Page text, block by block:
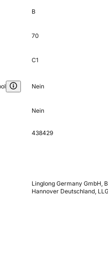
B
70
C1
Nein
Nein
438429
Linglong Germany GmbH,
Hannover Deutschland,